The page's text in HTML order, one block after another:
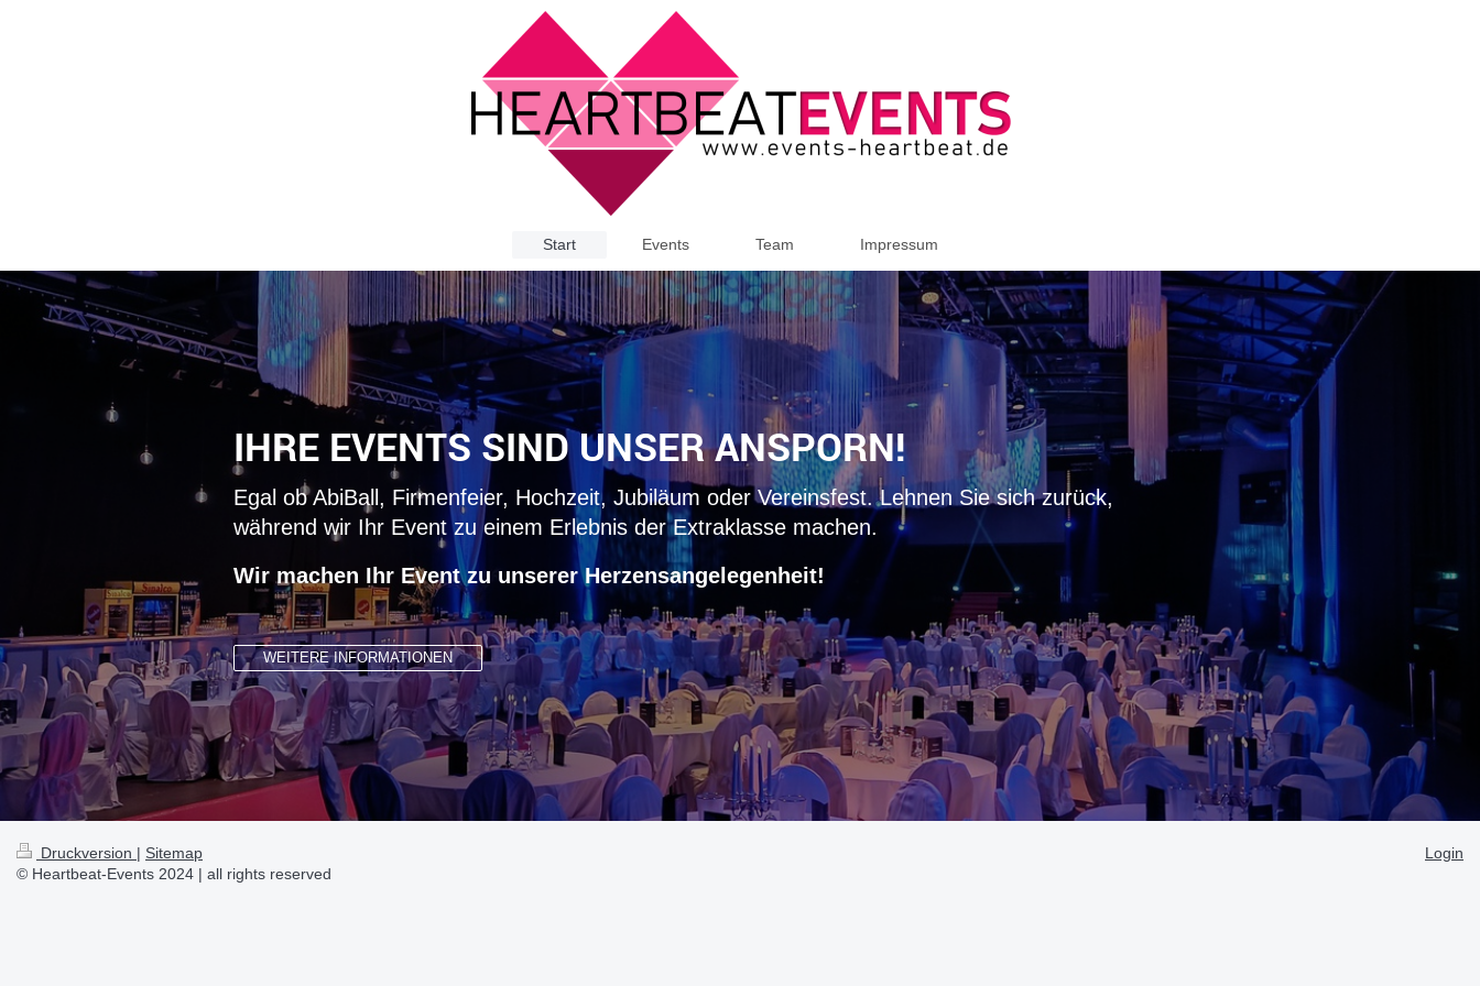
Start Events Team Impressum
IHRE EVENTS SIND UNSER ANSPORN!
Egal ob AbiBall, Firmenfeier, Hochzeit, Jubiläum oder Vereinsfest.Lehnen Sie sich zurück,
während wir Ihr Event zu einem Erlebnis der Extraklasse machen.
Wir machen Ihr Event zu unserer Herzensangelegenheit!
WEITERE INFORMATIONEN
Druckversion | Sitemap
© Heartbeat-Events 2024 | all rights reserved
Login